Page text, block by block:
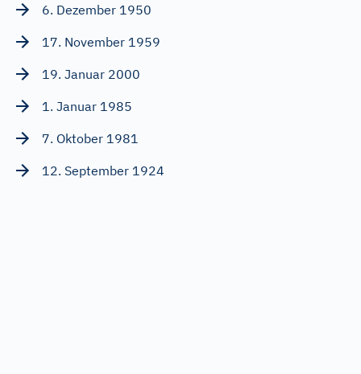
6. Dezember 1950
17. November 1959
19. Januar 2000
1. Januar 1985
7. Oktober 1981
12. September 1924